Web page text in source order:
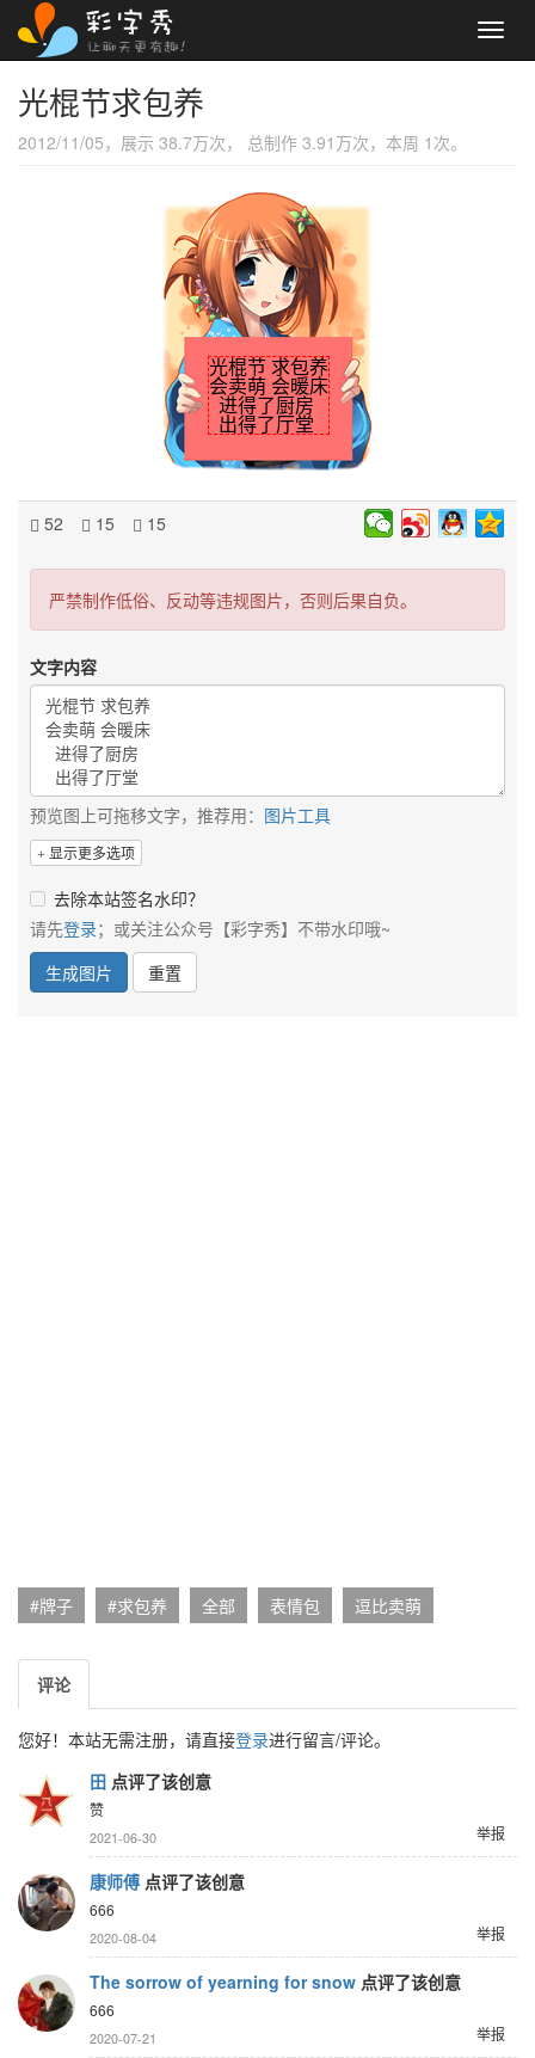
光棍节求包养
2012/11/05，展示 38.7万次， 总制作 3.91万次，本周 1次。
52 15 15
严禁制作低俗、反动等违规图片，否则后果自负。
文字内容
预览图上可拖移文字，推荐用： 图片工具
显示更多选项
去除本站签名水印？
请先登录；或关注公众号【彩字秀】不带水印哦~
生成图片
重置
#牌子 #求包养 全部 表情包 逗比卖萌
评论
您好！本站无需注册，请直接登录进行留言/评论。
田 点评了该创意
赞
举报
2021-06-30
康师傅 点评了该创意
666
举报
2020-08-04
The sorrow of yearning for snow 点评了该创意
666
举报
2020-07-21
光棍节 求包养
会卖萌 会暖床
进得了厨房
出得了厅堂